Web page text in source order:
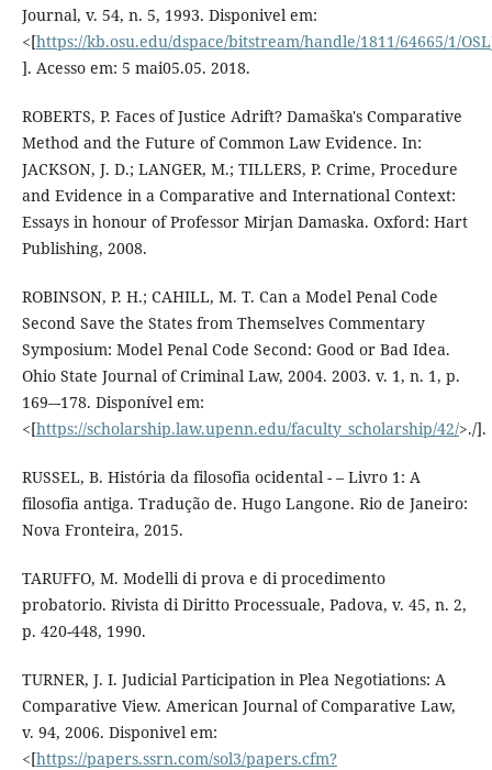
Journal, v. 54, n. 5, 1993. Disponivel em:
<[https://kb.osu.edu/dspace/bitstream/handle/1811/64665/1/
]. Acesso em: 5 mai05.05. 2018.
ROBERTS, P. Faces of Justice Adrift? Damaška's Comparative
Method and the Future of Common Law Evidence. In:
JACKSON, J. D.; LANGER, M.; TILLERS, P. Crime, Procedure
and Evidence in a Comparative and International Context:
Essays in honour of Professor Mirjan Damaska. Oxford: Hart
Publishing, 2008.
ROBINSON, P. H.; CAHILL, M. T. Can a Model Penal Code
Second Save the States from Themselves Commentary
Symposium: Model Penal Code Second: Good or Bad Idea.
Ohio State Journal of Criminal Law, 2004. 2003. v. 1, n. 1, p.
169–-178. Disponível em:
<[https://scholarship.law.upenn.edu/faculty_scholarship/42/>./].
RUSSEL, B. História da filosofia ocidental - – Livro 1: A
filosofia antiga. Tradução de. Hugo Langone. Rio de Janeiro:
Nova Fronteira, 2015.
TARUFFO, M. Modelli di prova e di procedimento
probatorio. Rivista di Diritto Processuale, Padova, v. 45, n. 2,
p. 420-448, 1990.
TURNER, J. I. Judicial Participation in Plea Negotiations: A
Comparative View. American Journal of Comparative Law,
v. 94, 2006. Disponivel em:
<[https://papers.ssrn.com/sol3/papers.cfm?